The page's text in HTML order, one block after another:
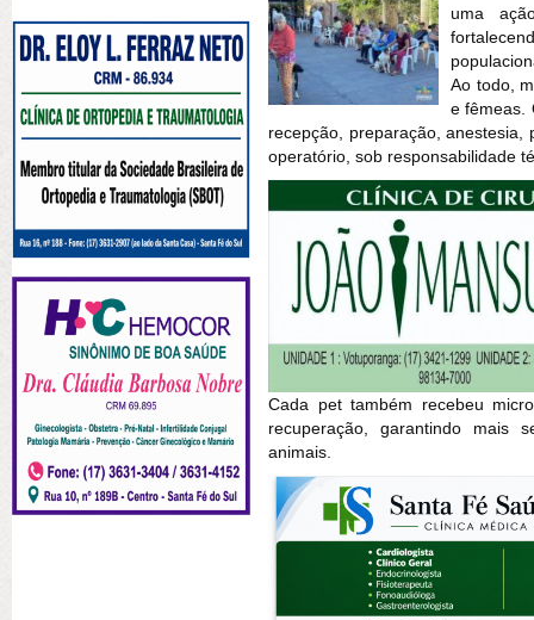
uma
Ao todo,
e fêmeas.
recepção, preparação,
operatório, sob responsabilidade
Cada pet também recebeu
recuperação, garantindo mais
animais.